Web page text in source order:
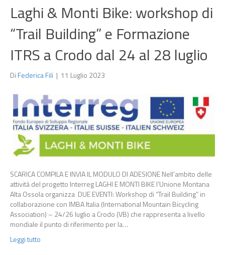
Laghi & Monti Bike: workshop di
“Trail Building” e Formazione
ITRS a Crodo dal 24 al 28 luglio
DiFederica Fili | 11 Luglio 2023
SCARICA COMPILA E INVIA IL MODULO DI ADESIONE Nell’ambito delle
attività del progetto Interreg LAGHI E MONTI BIKE l’Unione Montana
Alta Ossola organizza DUE EVENTI: Workshop di “Trail Building” in
collaborazione con IMBA Italia (International Mountain Bicycling
Association) – 24/26 luglio a Crodo (VB) che rappresenta a livello
mondiale il punto di riferimento per la…
Leggi tutto